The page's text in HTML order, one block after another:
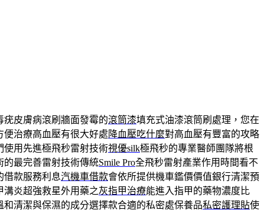
皮膚病滾刷牆面發霉的滾筒漆填充式油漆滾筒刷處理，您在
治療高血壓有很大好處 降血壓吃什麼對高血壓有豐富的攻略
使用先進極飛秒雷射技術視優silk極飛秒的專業醫師團隊將根
的最完善雷射技術傳統Smile Pro全飛秒雷射產業作用時間看不
借款服務利息汽機車借款會依所提供機車鑑價價值銀行清潔預
炎超強救星外用藥之灰指甲治療能進入指甲的藥物濃度比
和清潔與保濕的成分選擇款合適的私密處保養品私密護理貼使